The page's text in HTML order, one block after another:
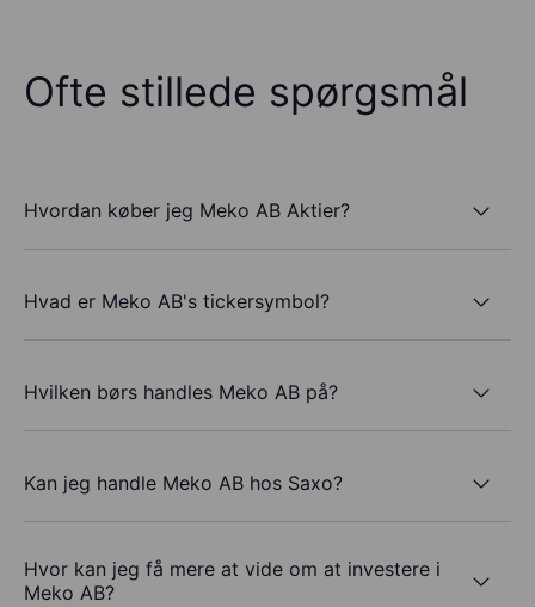
Ofte stillede spørgsmål
Hvordan køber jeg Meko AB Aktier?
Hvad er Meko AB's tickersymbol?
Hvilken børs handles Meko AB på?
Kan jeg handle Meko AB hos Saxo?
Hvor kan jeg få mere at vide om at investere i
Meko AB?